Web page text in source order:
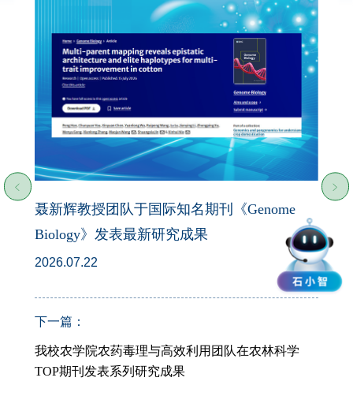
聂新辉教授团队于国际知名期刊《Genome
Biology》发表最新研究成果
2026.07.22
下一篇：
我校农学院农药毒理与高效利用团队在农林科学
TOP期刊发表系列研究成果